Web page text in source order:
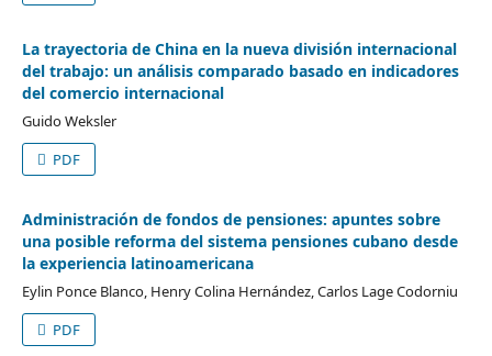
La trayectoria de China en la nueva división internacional
del trabajo: un análisis comparado basado en indicadores
del comercio internacional
Guido Weksler
PDF
Administración de fondos de pensiones: apuntes sobre
una posible reforma del sistema pensiones cubano desde
la experiencia latinoamericana
Eylin Ponce Blanco, Henry Colina Hernández, Carlos Lage Codorniu
PDF